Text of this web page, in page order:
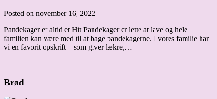
Posted on november 16, 2022
Pandekager er altid et Hit Pandekager er lette at lave og hele
familien kan være med til at bage pandekagerne. I vores familie har
vi en favorit opskrift – som giver lækre,…
Brød